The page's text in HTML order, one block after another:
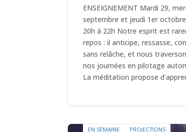
ENSEIGNEMENT Mardi 29,
septembre et jeudi 1er
20h à 22h Notre esprit est
repos : il anticipe, ressasse,
sans relâche, et nous
nos journées en pilotage
La méditation propose
EN SEMAINE PROJECTIONS